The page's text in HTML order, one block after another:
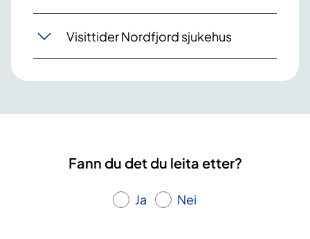
Visittider Nordfjord sjukehus
Fann du det du leita etter?
Ja Nei